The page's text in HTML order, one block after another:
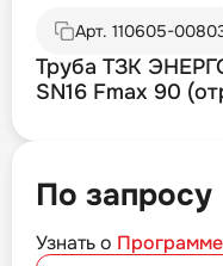
Арт. 110605-
Труба ТЗК
SN16 Fmax 90
По запросу
Узнать о